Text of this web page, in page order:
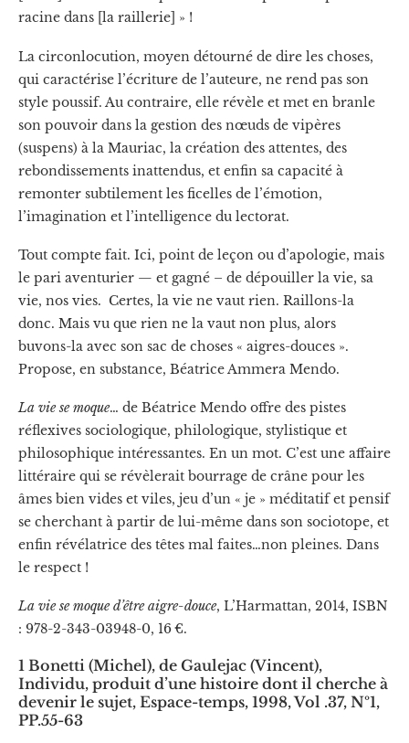
racine dans [la raillerie] » !
La circonlocution, moyen détourné de dire les choses,
qui caractérise l’écriture de l’auteure, ne rend pas son
style poussif. Au contraire, elle révèle et met en branle
son pouvoir dans la gestion des nœuds de vipères
(suspens) à la Mauriac, la création des attentes, des
rebondissements inattendus, et enfin sa capacité à
remonter subtilement les ficelles de l’émotion,
l’imagination et l’intelligence du lectorat.
Tout compte fait. Ici, point de leçon ou d’apologie, mais
le pari aventurier — et gagné – de dépouiller la vie, sa
vie, nos vies. Certes, la vie ne vaut rien. Raillons-la
donc. Mais vu que rien ne la vaut non plus, alors
buvons-la avec son sac de choses « aigres-douces ».
Propose, en substance, Béatrice Ammera Mendo.
La vie se moque… de Béatrice Mendo offre des pistes
réflexives sociologique, philologique, stylistique et
philosophique intéressantes. En un mot. C’est une affaire
littéraire qui se révèlerait bourrage de crâne pour les
âmes bien vides et viles, jeu d’un « je » méditatif et pensif
se cherchant à partir de lui-même dans son sociotope, et
enfin révélatrice des têtes mal faites…non pleines. Dans
le respect !
La vie se moque d’être aigre-douce, L’Harmattan, 2014, ISBN
: 978-2-343-03948-0, 16 €.
1 Bonetti (Michel), de Gaulejac (Vincent),
Individu, produit d’une histoire dont il cherche à
devenir le sujet, Espace-temps, 1998, Vol .37, Nº1,
PP.55-63